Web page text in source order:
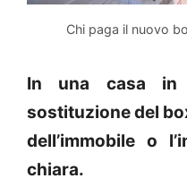
Chi paga il nuovo
In una casa
sostituzione del
dell’immobile o
chiara.